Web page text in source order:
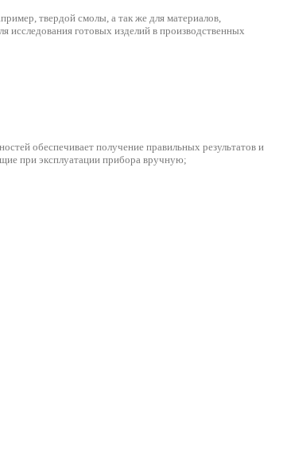
твердой смолы, а так же для материалов,
исследования готовых изделий в производственных
обеспечивает получение правильных результатов и
при эксплуатации прибора вручную;